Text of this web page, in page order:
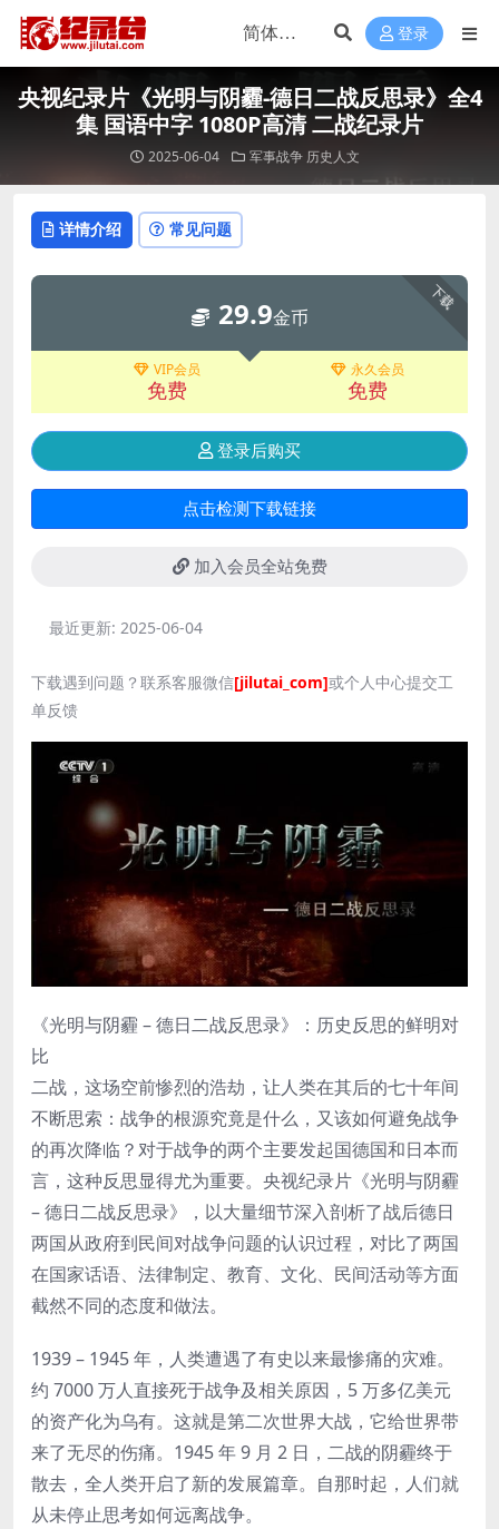
登录
央视纪录片《光明与阴霾-德日二战反思录》全4
集 国语中字 1080P高清 二战纪录片
2025-06-04 军事战争 历史人文
详情介绍 常见问题
下载
29.9金币
VIP会员
免费
永久会员
免费
登录后购买
点击检测下载链接
加入会员全站免费
最近更新: 2025-06-04
下载遇到问题？联系客服微信[jilutai_com]或个人中心提交工
单反馈
《光明与阴霾 – 德日二战反思录》：历史反思的鲜明对
比
二战，这场空前惨烈的浩劫，让人类在其后的七十年间
不断思索：战争的根源究竟是什么，又该如何避免战争
的再次降临？对于战争的两个主要发起国德国和日本而
言，这种反思显得尤为重要。央视纪录片《光明与阴霾
– 德日二战反思录》，以大量细节深入剖析了战后德日
两国从政府到民间对战争问题的认识过程，对比了两国
在国家话语、法律制定、教育、文化、民间活动等方面
截然不同的态度和做法。
1939 – 1945 年，人类遭遇了有史以来最惨痛的灾难。
约 7000 万人直接死于战争及相关原因，5 万多亿美元
的资产化为乌有。这就是第二次世界大战，它给世界带
来了无尽的伤痛。1945 年 9 月 2 日，二战的阴霾终于
散去，全人类开启了新的发展篇章。自那时起，人们就
从未停止思考如何远离战争。